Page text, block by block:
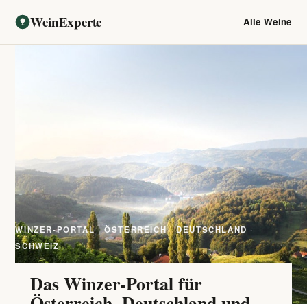
WeinExperte Alle Weine
WINZER-PORTAL · ÖSTERREICH · DEUTSCHLAND ·
SCHWEIZ
Das Winzer-Portal für